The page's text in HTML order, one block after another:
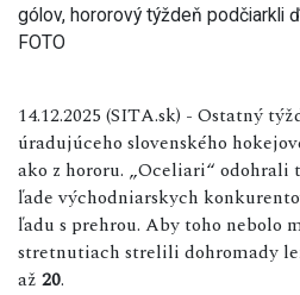
14.12.2025 (SITA.sk) - Ostatný
úradujúceho slovenského
ako z hororu. „Oceliari“
ľade východniarskych
ľadu s prehrou. Aby toho nebolo
stretnutiach strelili dohromady
až 20.